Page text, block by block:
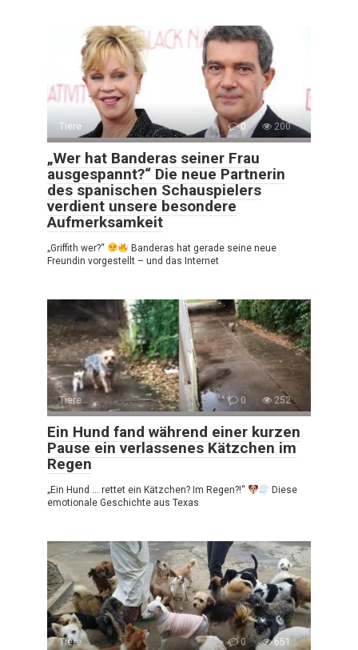
Tiere 0 200
„Wer hat Banderas seiner Frau
ausgespannt?“ Die neue Partnerin
des spanischen Schauspielers
verdient unsere besondere
Aufmerksamkeit
„Griffith wer?“
Banderas hat gerade seine neue
Freundin vorgestellt – und das Internet
Tiere 0 252
Ein Hund fand während einer kurzen
Pause ein verlassenes Kätzchen im
Regen
„Ein Hund … rettet ein Kätzchen? Im Regen?!“
Diese
emotionale Geschichte aus Texas
Tiere 0 651